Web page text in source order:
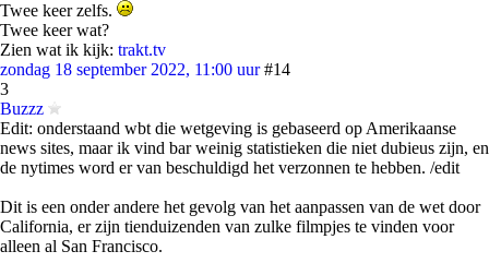
Twee keer zelfs.
Twee keer wat?
Zien wat ik kijk: trakt.tv
zondag 18 september 2022, 11:00 uur #14
3
Buzzz
Edit: onderstaand wbt die wetgeving is gebaseerd op Amerikaanse
news sites, maar ik vind bar weinig statistieken die niet dubieus zijn, en
de nytimes word er van beschuldigd het verzonnen te hebben. /edit
Dit is een onder andere het gevolg van het aanpassen van de wet door
California, er zijn tienduizenden van zulke filmpjes te vinden voor
alleen al San Francisco.